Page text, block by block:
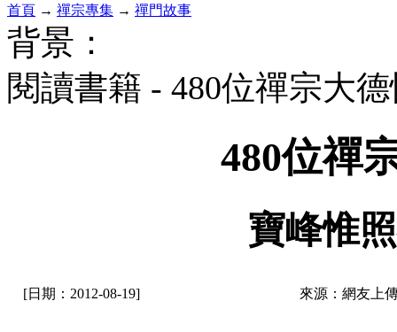
首頁 → 禪宗專集 → 禪門故事
背景：
閱讀書籍 - 480位禪宗大
480位禪
寶峰惟
[日期：2012-08-19] 來源：網友上